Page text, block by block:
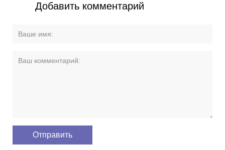
Добавить комментарий